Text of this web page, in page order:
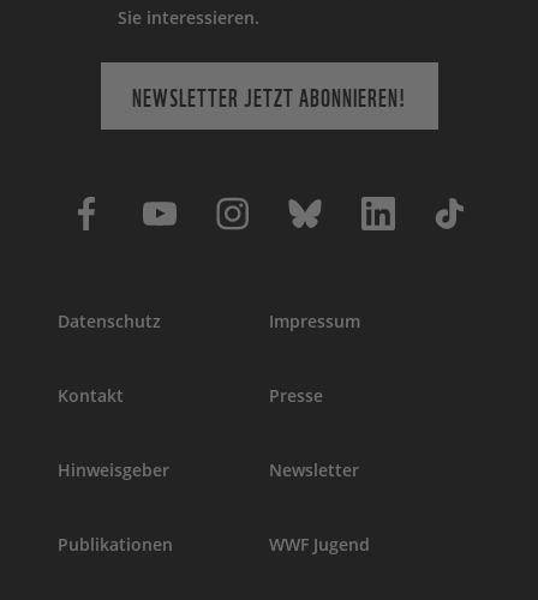
Sie interessieren.
NEWSLETTER JETZT ABONNIEREN!
Datenschutz Impressum
Kontakt Presse
Hinweisgeber Newsletter
Publikationen WWF Jugend